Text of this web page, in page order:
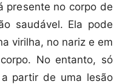
presente no corpo de
saudável. Ela pode
virilha, no nariz e em
No entanto, só
partir de uma lesão